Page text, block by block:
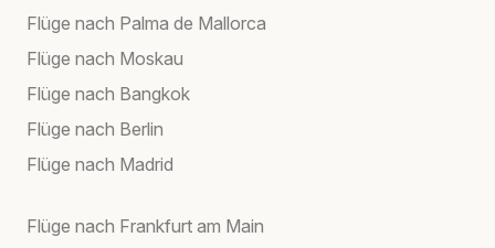
Flüge nach Palma de Mallorca
Flüge nach Moskau
Flüge nach Bangkok
Flüge nach Berlin
Flüge nach Madrid
Flüge nach Frankfurt am Main